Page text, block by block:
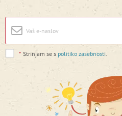
* Strinjam se s politiko zasebnosti.